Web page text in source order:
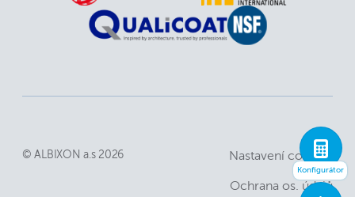
© ALBIXON a.s 2026 Nastavení cookies
Ochrana os. údajů
Konfigurátor